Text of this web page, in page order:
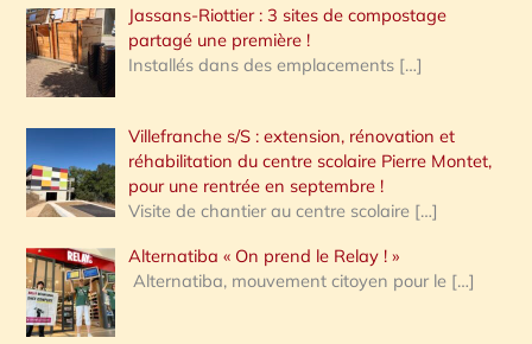
Jassans-Riottier : 3 sites de compostage
partagé une première !
Installés dans des emplacements […]
Villefranche s/S : extension, rénovation et
réhabilitation du centre scolaire Pierre Montet,
pour une rentrée en septembre !
Visite de chantier au centre scolaire […]
Alternatiba « On prend le Relay ! »
Alternatiba, mouvement citoyen pour le […]